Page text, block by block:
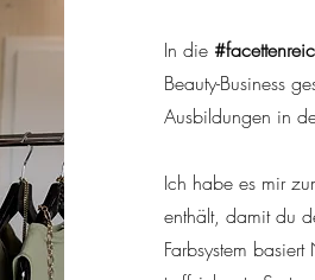
In die
Beauty-Business
Ausbildungen in
Ich habe es mir
enthält, damit du
Farbsystem